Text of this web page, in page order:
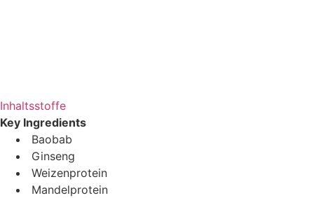
Inhaltsstoffe
Key Ingredients
Baobab
Ginseng
Weizenprotein
Mandelprotein